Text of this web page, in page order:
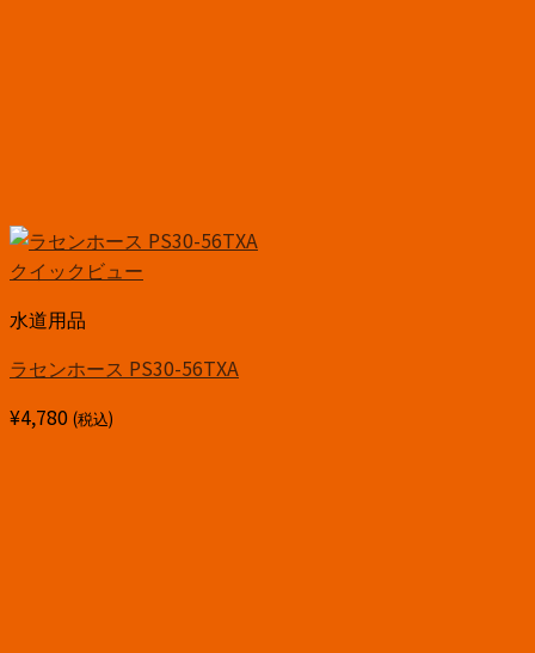
クイックビュー
水道用品
ラセンホース PS30-56TXA
¥4,780 (税込)